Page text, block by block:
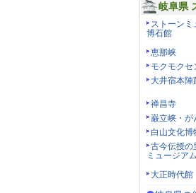
岐阜県
ストーン
博石館
恵那峡
モクモクセ
大井宿本陣
禅昌寺
巌立峡・が
白山文化博
古今伝授の
ミュージアム
大正時代館